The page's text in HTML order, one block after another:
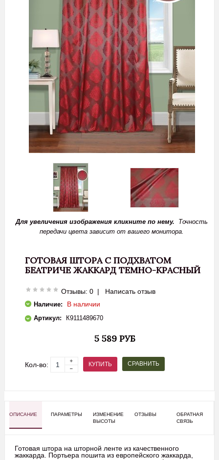
Для увеличения изображения кликните по нему. Точность
передачи цвета зависит от вашего монитора.
ГОТОВАЯ ШТОРА С ПОДХВАТОМ
БЕАТРИЧЕ ЖАККАРД ТЕМНО-КРАСНЫЙ
Отзывы: 0 | Написать отзыв
Наличие: В наличии
Артикул: К9111489670
5 589 РУБ
Кол-во: КУПИТЬ СРАВНИТЬ
ОПИСАНИЕ ПАРАМЕТРЫ
ИЗМЕНЕНИЕ
ВЫСОТЫ
ОТЗЫВЫ
ОБРАТНАЯ
СВЯЗЬ
Готовая штора на шторной ленте из качественного
жаккарда. Портьера пошита из европейского жаккарда,